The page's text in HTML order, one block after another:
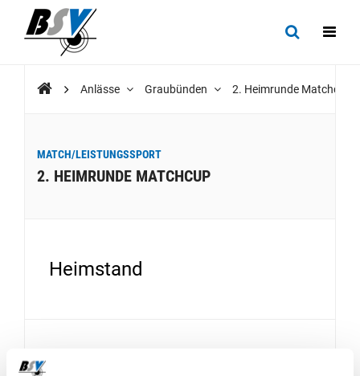
Anlässe Graubünden 2. Heimrunde Matchcup
MATCH/LEISTUNGSSPORT
2. HEIMRUNDE MATCHCUP
Heimstand